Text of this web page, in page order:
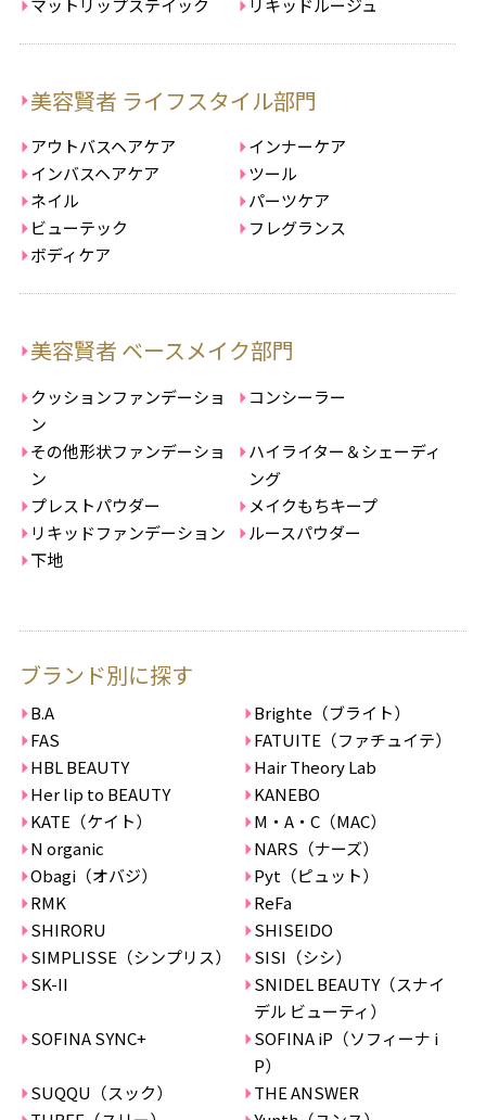
美容賢者 ライフスタイル部門
アウトバスヘアケア
インナーケア
インバスヘアケア
ツール
ネイル
パーツケア
ビューテック
フレグランス
ボディケア
美容賢者 ベースメイク部門
クッションファンデーショ
ン
コンシーラー
その他形状ファンデーショ
ン
ハイライター＆シェーディ
ング
プレストパウダー
メイクもちキープ
リキッドファンデーション
ルースパウダー
下地
ブランド別に探す
B.A
Brighte（ブライト）
FAS
FATUITE（ファチュイテ）
HBL BEAUTY
Hair Theory Lab
Her lip to BEAUTY
KANEBO
KATE（ケイト）
M・A・C（MAC）
N organic
NARS（ナーズ）
Obagi（オバジ）
Pyt（ピュット）
RMK
ReFa
SHIRORU
SHISEIDO
SIMPLISSE（シンプリス）
SISI（シシ）
SK-II
SNIDEL BEAUTY（スナイ
デル ビューティ）
SOFINA SYNC+
SOFINA iP（ソフィーナ i
P）
SUQQU（スック）
THE ANSWER